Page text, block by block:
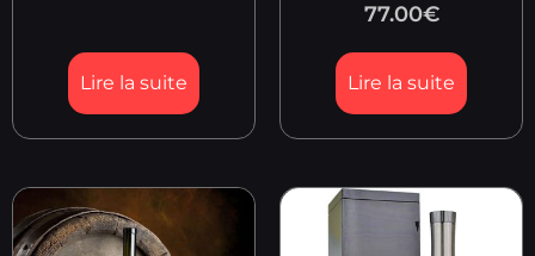
Lire la suite
77.00€
Lire la suite